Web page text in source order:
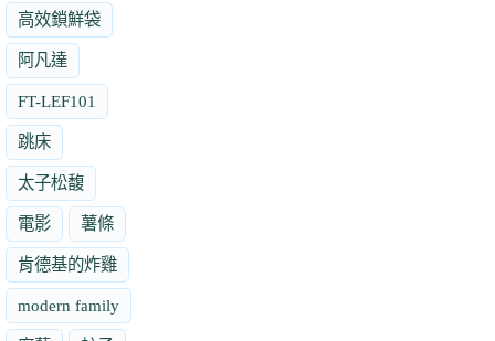
高效鎖鮮袋
阿凡達
FT-LEF101
跳床
太子松馥
電影 薯條
肯德基的炸雞
modern family